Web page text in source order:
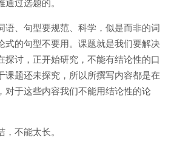
语、句型要规范、科学，似是而非的词
式的句型不要用。课题就是我们要解决
探讨，正开始研究，不能有结论性的口
课题还未探究，所以所撰写内容都是在
对于这些内容我们不能用结论性的论
不能太长。